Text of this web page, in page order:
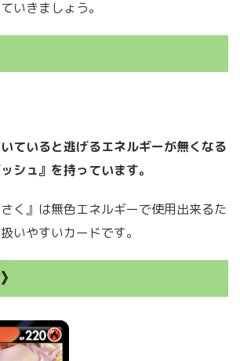
いきましょう。
ていると逃げるエネルギーが無くなる
シュ』を持っています。
く』は無色エネルギーで使用出来るた
いやすいカードです。